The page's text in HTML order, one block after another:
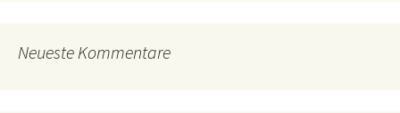
Neueste Kommentare